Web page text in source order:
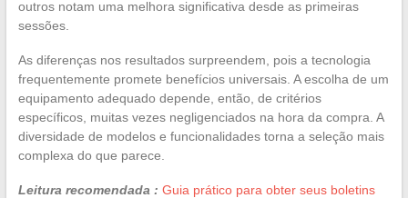
outros notam uma melhora significativa desde as primeiras
sessões.
As diferenças nos resultados surpreendem, pois a tecnologia
frequentemente promete benefícios universais. A escolha de um
equipamento adequado depende, então, de critérios
específicos, muitas vezes negligenciados na hora da compra. A
diversidade de modelos e funcionalidades torna a seleção mais
complexa do que parece.
Leitura recomendada : Guia prático para obter seus boletins